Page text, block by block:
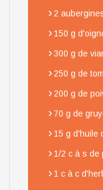
› 2
› 150 g
›300 g de
› 250 g de
› 200 g de
› 70 g de
› 15 g d'huile
› 1/2 c à s de
› 1 c à c